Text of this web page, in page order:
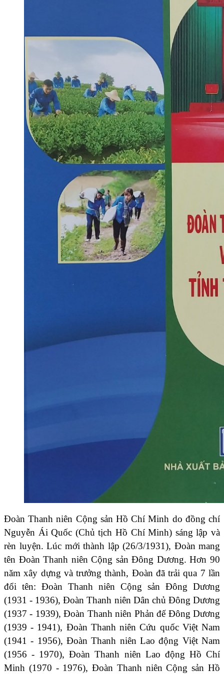
Đoàn Thanh niên Cộng sản Hồ Chí Minh do đồng chí
Nguyễn Ái Quốc (Chủ tịch Hồ Chí Minh) sáng lập và
rèn luyện. Lúc mới thành lập (26/3/1931), Đoàn mang
tên Đoàn Thanh niên Cộng sản Đông Dương. Hơn 90
năm xây dựng và trưởng thành, Đoàn đã trải qua 7 lần
đổi tên: Đoàn Thanh niên Cộng sản Đông Dương
(1931 - 1936), Đoàn Thanh niên Dân chủ Đông Dương
(1937 - 1939), Đoàn Thanh niên Phản đế Đông Dương
(1939 - 1941), Đoàn Thanh niên Cứu quốc Việt Nam
(1941 - 1956), Đoàn Thanh niên Lao động Việt Nam
(1956 - 1970), Đoàn Thanh niên Lao động Hồ Chí
Minh (1970 - 1976), Đoàn Thanh niên Cộng sản Hồ